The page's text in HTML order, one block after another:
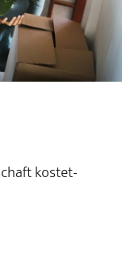
kostet-